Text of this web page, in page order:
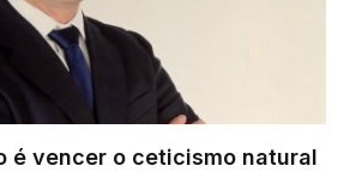
é vencer o ceticismo natural